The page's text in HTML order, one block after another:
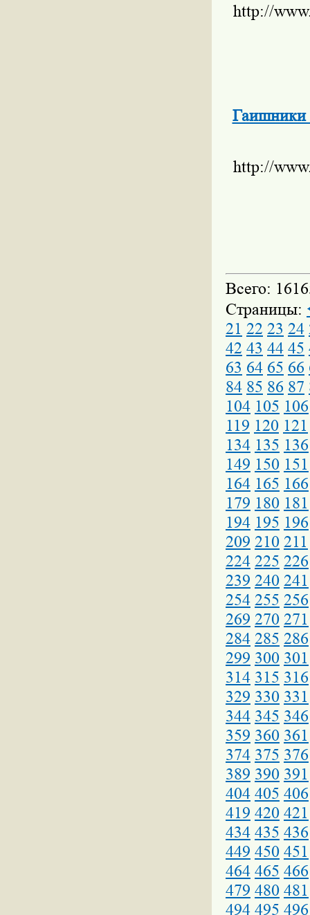
http://
Гаишники
http://
Всего:
Страницы:
21 22 23 24
42 43 44 45
63 64 65 66
84 85 86 87
104 105 106
119 120 121
134 135 136
149 150 151
164 165 166
179 180 181
194 195 196
209 210 211
224 225 226
239 240 241
254 255 256
269 270 271
284 285 286
299 300 301
314 315 316
329 330 331
344 345 346
359 360 361
374 375 376
389 390 391
404 405 406
419 420 421
434 435 436
449 450 451
464 465 466
479 480 481
494 495 496